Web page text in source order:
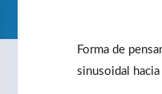
Forma de
sinusoidal hacia